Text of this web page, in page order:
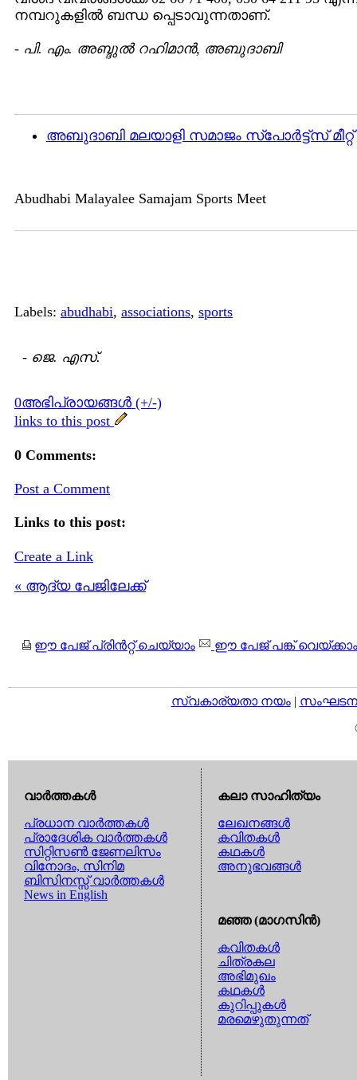
നമ്പറുകളില്‍ ബന്ധ പ്പെടാവുന്നതാണ്.
- പി. എം. അബ്ദുല്‍ റഹിമാന്‍, അബുദാബി
അബുദാബി മലയാളി സമാജം സ്പോര്‍ട്ട്സ് മീറ്റ്
Abudhabi Malayalee Samajam Sports Meet
Labels: abudhabi, associations, sports
- ജെ. എസ്.
0അഭിപ്രായങ്ങള്‍ (+/-)
links to this post
0 Comments:
Post a Comment
Links to this post:
Create a Link
« ആദ്യ പേജിലേക്ക്
ഈ പേജ് പ്രിന്‍റ്റ് ചെയ്യാം ഈ പേജ് പങ്ക് വെയ്ക്കാം
സ്വകാര്യതാ നയം|
വാര്‍ത്തകള്‍
പ്രധാന വാര്‍ത്തകള്‍
പ്രാദേശിക വാര്‍ത്തകള്‍
സിറ്റിസണ്‍ ജേണലിസം
വിനോദം, സിനിമ
ബിസിനസ്സ് വാര്‍ത്തകള്‍
News in English
കലാ സാഹിത്യം
ലേഖനങ്ങള്‍
കവിതകള്‍
കഥകള്‍
അനുഭവങ്ങള്‍
മഞ്ഞ (മാഗസിന്‍)
കവിതകള്‍
ചിത്രകല
അഭിമുഖം
കഥകള്‍
കുറിപ്പുകള്‍
മരമെഴുതുന്നത്